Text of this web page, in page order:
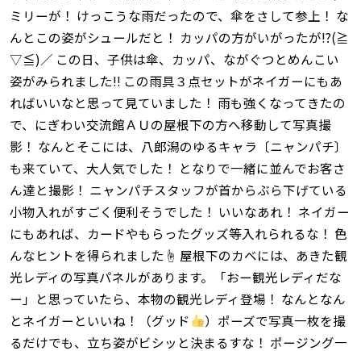
ミリーが！ けっこうな雨だったので、傘をさして参上！ な
んとこの姿がシュールだと！ カッパの方がいがったが⁉(≧
▽≦)／ この日、子供は傘、カッパ、ながぐつとめんこい
姿がみられました‼ この雨具３点セットがネイガーにもあ
ればいいなと思って見ていました！ 雨も強くなってきたの
で、にぎわい交流館ＡＵの屋根下の方へ移動して写真撮
影！ なんとそこには、八郎潟のゆるキャラ〔ニャンパチ〕
も来ていて、大人気でした！ となりで一緒に並んでお客さ
ん達と撮影！ ニャンパチスタッフが首からぶら下げている
小物入れがすごく便利そうでした！ いいなあれ！ ネイガー
にもあれば、カードやもらったグッズ等入れられるな！ 色
んなヒントを得られました☝ 屋根下のカベには、あきた観
光レディの写真パネルがあります。「おー観光レディだな
ー」と思っていたら、本物の観光レディ登場！ なんとなん
とネイガーといいね！（グッド
）ポーズで写真一枚を撮
るだけでも、立ち姿がビシッと決まるすな！ ポージング一